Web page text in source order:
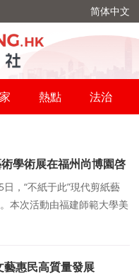
简体中文
熱點 法治
學術展在福州尚博園啓
，“不紙于此”現代剪紙藝
本次活動由福建師範大學美
業
惠民高質量發展